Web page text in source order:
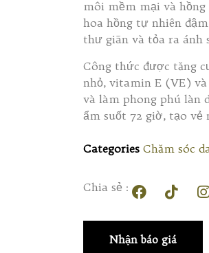
môi mềm mại và
hoa hồng tự nhiên
thư giãn và tỏa ra ánh
Công thức được tăng
nhỏ, vitamin E (VE)
và làm phong phú làn
ẩm suốt 72 giờ, tạo vẻ
Categories Chăm sóc
Chia sẻ :
Nhận báo giá